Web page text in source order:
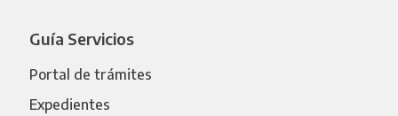
Guía Servicios
Portal de trámites
Expedientes